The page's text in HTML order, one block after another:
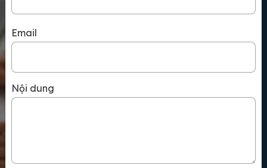
đến quốc gia này. Trong […]
Email
Nội dung